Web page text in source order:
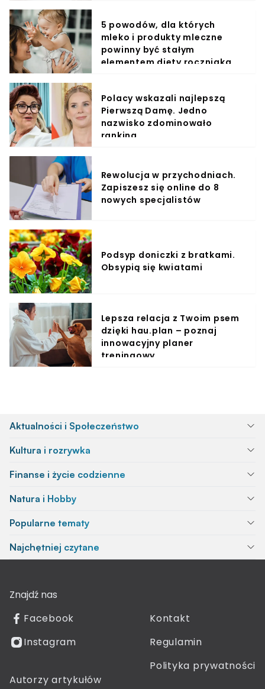
5 powodów, dla których
mleko i produkty mleczne
powinny być stałym
elementem diety roczniaka
Polacy wskazali najlepszą
Pierwszą Damę. Jedno
nazwisko zdominowało
ranking
Rewolucja w przychodniach.
Zapiszesz się online do 8
nowych specjalistów
Podsyp doniczki z bratkami.
Obsypią się kwiatami
Lepsza relacja z Twoim psem
dzięki hau.plan – poznaj
innowacyjny planer
treningowy
Aktualności i Społeczeństwo
Kultura i rozrywka
Finanse i życie codzienne
Natura i Hobby
Popularne tematy
Najchętniej czytane
Znajdź nas
Facebook
Instagram
Kontakt
Regulamin
Polityka prywatności
Autorzy artykułów